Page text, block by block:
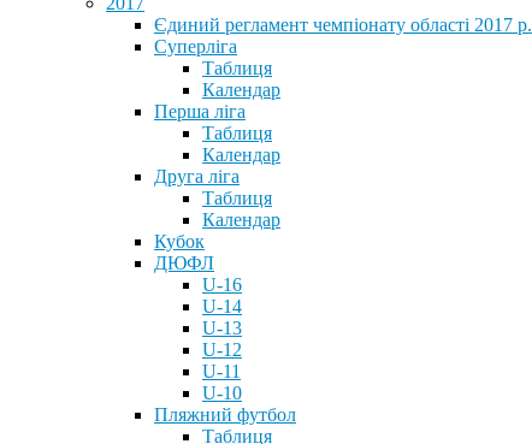
Єдиний регламент чемпіонату області 2017 р.
Суперліга
Таблиця
Календар
Перша ліга
Таблиця
Календар
Друга ліга
Таблиця
Календар
Кубок
ДЮФЛ
U-16
U-14
U-13
U-12
U-11
U-10
Пляжний футбол
Таблиця